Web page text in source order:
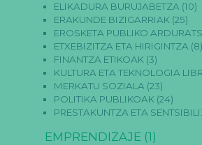
ELIKADURA BURUJABETZA (10)
ERAKUNDE BIZIGARRIAK (25)
EROSKETA PUBLIKO
ETXEBIZITZA ETA HIRIGINTZA (8)
FINANTZA ETIKOAK (3)
KULTURA ETA TEKNOLOGIA
MERKATU SOZIALA (23)
POLITIKA PUBLIKOAK (24)
PRESTAKUNTZA ETA
EMPRENDIZAJE(1)